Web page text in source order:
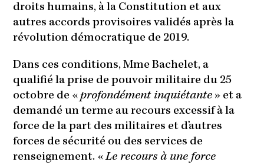
droits humains, à la Constitution et aux
autres accords provisoires validés après la
révolution démocratique de 2019.
Dans ces conditions, Mme Bachelet, a
qualifié la prise de pouvoir militaire du 25
octobre de «profondément inquiétante » et a
demandé un terme au recours excessif à la
force de la part des militaires et d’autres
forces de sécurité ou des services de
renseignement. «Le recours à une force